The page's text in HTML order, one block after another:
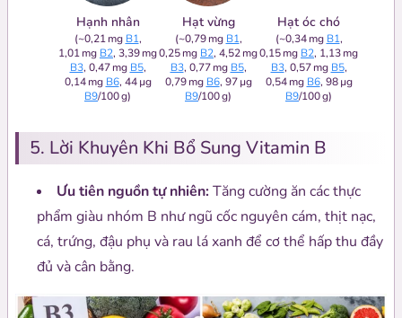
Hạnh nhân
(~0,21 mg B1,
1,01 mg B2, 3,39 mg
B3, 0,47 mg B5,
0,14 mg B6, 44 µg
B9/100 g)
Hạt vừng
(~0,79 mg B1,
0,25 mg B2, 4,52 mg
B3, 0,77 mg B5,
0,79 mg B6, 97 µg
B9/100 g)
Hạt óc chó
(~0,34 mg B1,
0,15 mg B2, 1,13 mg
B3, 0,57 mg B5,
0,54 mg B6, 98 µg
B9/100 g)
5. Lời Khuyên Khi Bổ Sung Vitamin B
Ưu tiên nguồn tự nhiên:Tăng cường ăn các thực
phẩm giàu nhóm B như ngũ cốc nguyên cám, thịt nạc,
cá, trứng, đậu phụ và rau lá xanh để cơ thể hấp thu đầy
đủ và cân bằng.